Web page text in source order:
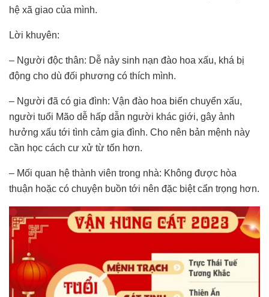
hệ xã giao của mình.
Lời khuyên:
– Người độc thân: Dễ nảy sinh nạn đào hoa xấu, khá bị
động cho dù đối phương có thích mình.
– Người đã có gia đình: Vận đào hoa biến chuyển xấu,
người tuổi Mão dễ hấp dẫn người khác giới, gây ảnh
hưởng xấu tới tình cảm gia đình. Cho nên bản mệnh này
cần học cách cư xử từ tốn hơn.
– Mối quan hệ thành viên trong nhà: Không được hòa
thuận hoặc có chuyện buồn tới nên đặc biệt cẩn trọng hơn.